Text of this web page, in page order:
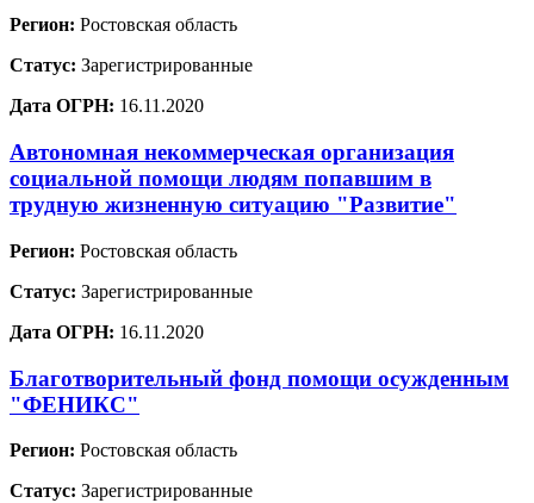
Регион: Ростовская область
Статус: Зарегистрированные
Дата ОГРН: 16.11.2020
Автономная некоммерческая организация
социальной помощи людям попавшим в
трудную жизненную ситуацию "Развитие"
Регион: Ростовская область
Статус: Зарегистрированные
Дата ОГРН: 16.11.2020
Благотворительный фонд помощи осужденным
"ФЕНИКС"
Регион: Ростовская область
Статус: Зарегистрированные